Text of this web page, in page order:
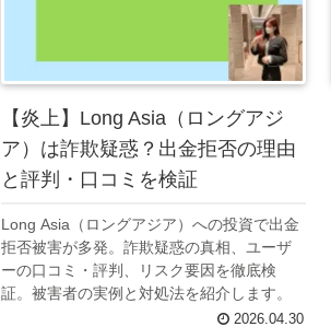
【炎上】Long Asia（ロングアジ
ア）は詐欺疑惑？出金拒否の理由
と評判・口コミを検証
Long Asia（ロングアジア）への投資で出金
拒否被害が多発。詐欺疑惑の真相、ユーザ
ーの口コミ・評判、リスク要因を徹底検
証。被害者の実例と対処法を紹介します。
2026.04.30